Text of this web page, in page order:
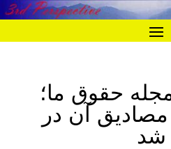
۲۱۸ مجله حقوق ما؛
آن در
شد